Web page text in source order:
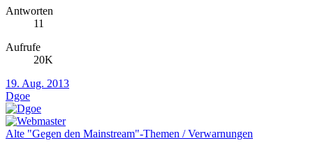
Antworten
11
Aufrufe
20K
19. Aug. 2013
Dgoe
Alte "Gegen den Mainstream"-Themen / Verwarnungen